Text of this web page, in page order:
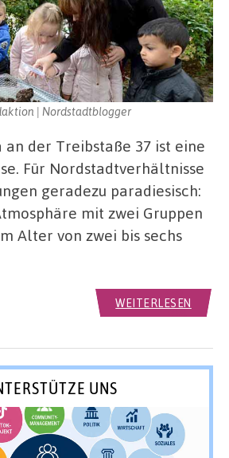
| Nordstadtblogger
an der Treibstaße 37 ist eine
Für Nordstadtverhältnisse
geradezu paradiesisch:
mit zwei Gruppen
Alter von zwei bis sechs
WEITERLESEN
UNS